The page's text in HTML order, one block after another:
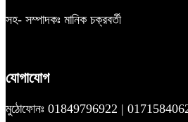
সহ- সম্পাদকঃ মানিক চক্রবর্তী
যোগাযোগ
মুঠোফোনঃ 01849796922 |